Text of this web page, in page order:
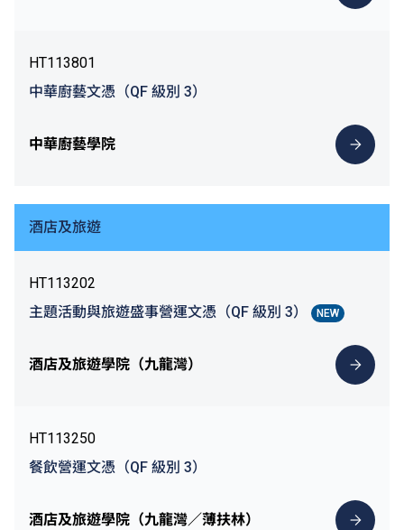
HT113801
中華廚藝文憑（QF 級別 3）
中華廚藝學院
酒店及旅遊
HT113202
主題活動與旅遊盛事營運文憑（QF 級別 3）
NEW
酒店及旅遊學院（九龍灣）
HT113250
餐飲營運文憑（QF 級別 3）
酒店及旅遊學院（九龍灣／薄扶林）